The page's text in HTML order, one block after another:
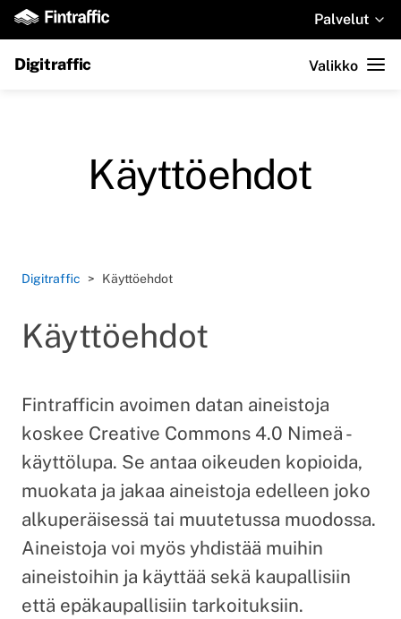
Palvelut
Digitraffic Valikko
Käyttöehdot
Digitraffic Käyttöehdot
Käyttöehdot
Fintrafficin avoimen datan aineistoja
koskee Creative Commons 4.0 Nimeä -
käyttölupa. Se antaa oikeuden kopioida,
muokata ja jakaa aineistoja edelleen joko
alkuperäisessä tai muutetussa muodossa.
Aineistoja voi myös yhdistää muihin
aineistoihin ja käyttää sekä kaupallisiin
että epäkaupallisiin tarkoituksiin.